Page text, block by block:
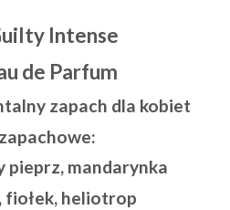
Intense
de Parfum
zapach dla kobiet
pieprz, mandarynka
fiołek, heliotrop